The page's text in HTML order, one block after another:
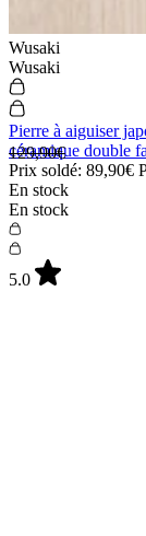
Wusaki
Wusaki
Pierre à aiguiser
céramique double
Prix soldé: 89,90€
129,90€
En stock
En stock
5.0